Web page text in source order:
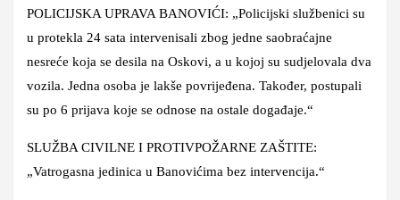
POLICIJSKA UPRAVA BANOVIĆI: „Policijski službenici su
u protekla 24 sata intervenisali zbog jedne saobraćajne
nesreće koja se desila na Oskovi, a u kojoj su sudjelovala dva
vozila. Jedna osoba je lakše povrijeđena. Također, postupali
su po 6 prijava koje se odnose na ostale događaje.“
SLUŽBA CIVILNE I PROTIVPOŽARNE ZAŠTITE:
„Vatrogasna jedinica u Banovićima bez intervencija.“